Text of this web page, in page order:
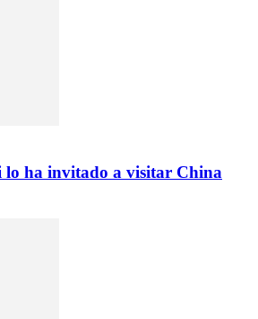
lo ha invitado a visitar China